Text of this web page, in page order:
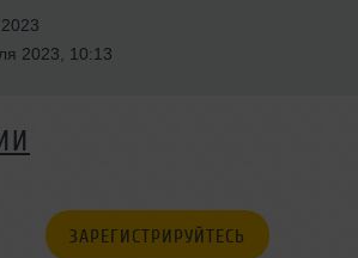
2023, 10:13
ЗАРЕГИСТРИРУЙТЕСЬ